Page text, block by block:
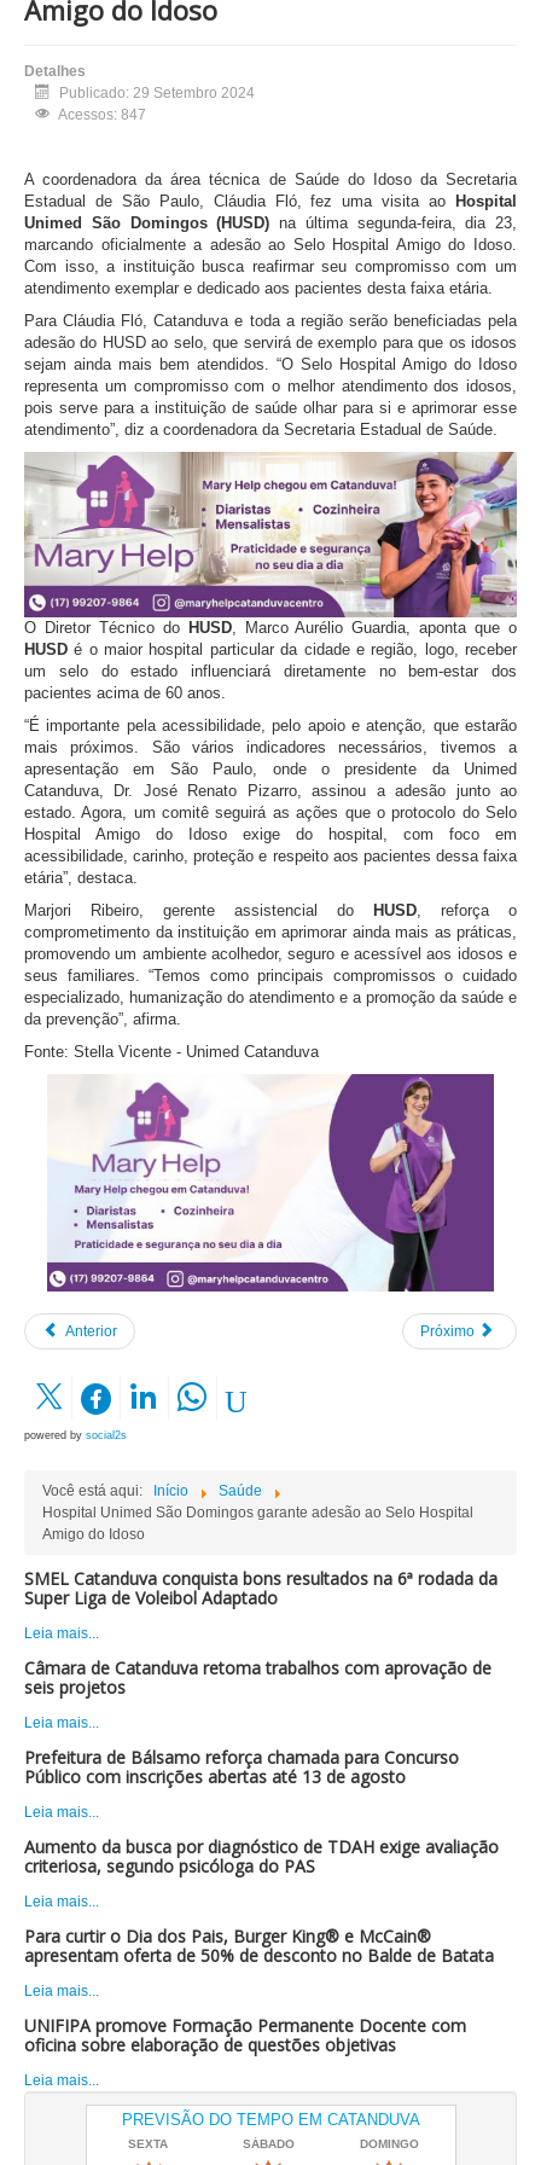
Amigo do Idoso
Detalhes
Publicado: 29 Setembro 2024
Acessos: 847
A coordenadora da área técnica de Saúde do Idoso da Secretaria
Estadual de São Paulo, Cláudia Fló, fez uma visita ao Hospital
Unimed São Domingos (HUSD) na última segunda-feira, dia 23,
marcando oficialmente a adesão ao Selo Hospital Amigo do Idoso.
Com isso, a instituição busca reafirmar seu compromisso com um
atendimento exemplar e dedicado aos pacientes desta faixa etária.
Para Cláudia Fló, Catanduva e toda a região serão beneficiadas pela
adesão do HUSD ao selo, que servirá de exemplo para que os idosos
sejam ainda mais bem atendidos. “O Selo Hospital Amigo do Idoso
representa um compromisso com o melhor atendimento dos idosos,
pois serve para a instituição de saúde olhar para si e aprimorar esse
atendimento”, diz a coordenadora da Secretaria Estadual de Saúde.
O Diretor Técnico do HUSD,
Marco Aurélio Guardia, aponta que o
HUSDé o maior hospital particular da cidade e região, logo, receber
um selo do estado influenciará diretamente no bem-estar dos
pacientes acima de 60 anos.
“É importante pela acessibilidade, pelo apoio e atenção, que estarão
mais próximos. São vários indicadores necessários, tivemos a
apresentação em São Paulo, onde o presidente da Unimed
Catanduva, Dr. José Renato Pizarro, assinou a adesão junto ao
estado. Agora, um comitê seguirá as ações que o protocolo do Selo
Hospital Amigo do Idoso exige do hospital, com foco em
acessibilidade, carinho, proteção e respeito aos pacientes dessa faixa
etária”, destaca.
Marjori Ribeiro, gerente assistencial do
HUSD , reforça o
comprometimento da instituição em aprimorar ainda mais as práticas,
promovendo um ambiente acolhedor, seguro e acessível aos idosos e
seus familiares. “Temos como principais compromissos o cuidado
especializado, humanização do atendimento e a promoção da saúde e
da prevenção”, afirma.
Fonte: Stella Vicente - Unimed Catanduva
Anterior Próximo
powered by social2s
Você está aqui: Início
Saúde
Hospital Unimed São Domingos garante adesão ao Selo Hospital
Amigo do Idoso
SMEL Catanduva conquista bons resultados na 6ª rodada da
Super Liga de Voleibol Adaptado
Leia mais...
Câmara de Catanduva retoma trabalhos com aprovação de
seis projetos
Leia mais...
Prefeitura de Bálsamo reforça chamada para Concurso
Público com inscrições abertas até 13 de agosto
Leia mais...
Aumento da busca por diagnóstico de TDAH exige avaliação
criteriosa, segundo psicóloga do PAS
Leia mais...
Para curtir o Dia dos Pais, Burger King® e McCain®
apresentam oferta de 50% de desconto no Balde de Batata
Leia mais...
UNIFIPA promove Formação Permanente Docente com
oficina sobre elaboração de questões objetivas
Leia mais...